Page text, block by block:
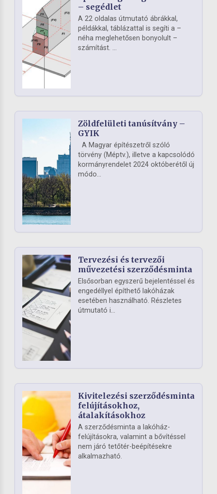
– segédlet
A 22 oldalas útmutató ábrákkal,
példákkal, táblázattal is segíti a –
néha meglehetősen bonyolult –
számítást. ...
Zöldfelületi tanúsítvány –
GYIK
A Magyar építészetről szóló
törvény (Méptv.), illetve a kapcsolódó
kormányrendelet 2024 októberétől új
módo...
Tervezési és tervezői
művezetési szerződésminta
Elsősorban egyszerű bejelentéssel és
engedéllyel építhető lakóházak
esetében használható. Részletes
útmutató i...
Kivitelezési szerződésminta
felújításokhoz,
átalakításokhoz
A szerződésminta a lakóház-
felújításokra, valamint a bővítéssel
nem járó tetőtér-beépítésekre
alkalmazható.